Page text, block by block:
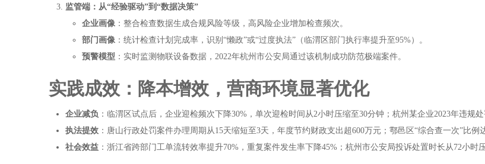
监管端：从“经验驱动”到“数据决策”
企业画像 ：整合检查数据生成合规风险等级，高风险企业增加检查频次。
部门画像 ：统计检查计划完成率，识别“懒政”或“过度执法”（临渭区部门执行率提升至95%）。
预警模型 ：实时监测物联设备数据，2022年杭州市公安局通过该机制成功防范极端案件。
实践成效：降本增效，营商环境显著优化
企业减负 ：临渭区试点后，企业迎检频次下降30%，单次迎检时间从2小时压缩至30分钟；杭州某企业2023年违规处
执法提效 ：唐山行政处罚案件办理周期从15天缩短至3天，年度节约财政支出超600万元；鄠邑区“综合查一次”比例
社会效益 ：浙江省跨部门工单流转效率提升70%，重复案件发生率下降45%；杭州市公安局投诉处置时长从72小时